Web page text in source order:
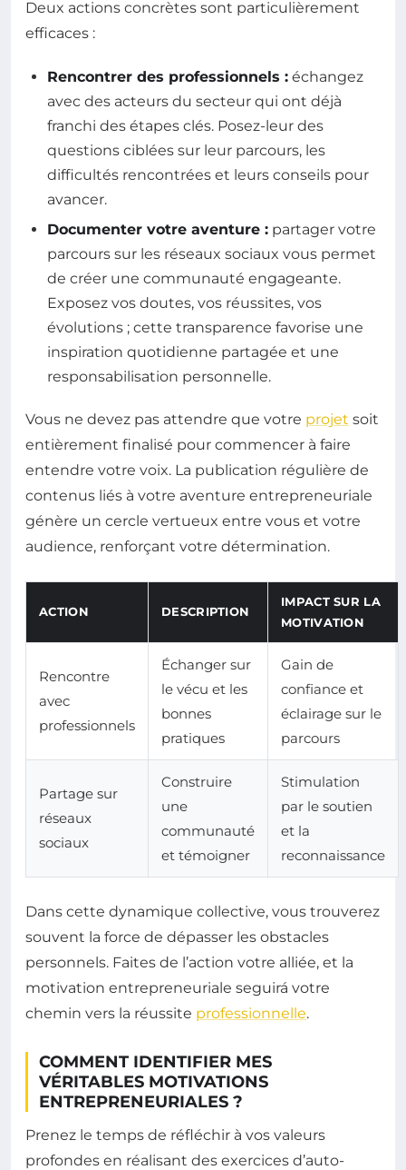
Deux actions concrètes sont particulièrement
efficaces :
Rencontrer des professionnels : échangez
avec des acteurs du secteur qui ont déjà
franchi des étapes clés. Posez-leur des
questions ciblées sur leur parcours, les
difficultés rencontrées et leurs conseils pour
avancer.
Documenter votre aventure : partager votre
parcours sur les réseaux sociaux vous permet
de créer une communauté engageante.
Exposez vos doutes, vos réussites, vos
évolutions ; cette transparence favorise une
inspiration quotidienne partagée et une
responsabilisation personnelle.
Vous ne devez pas attendre que votre projet soit
entièrement finalisé pour commencer à faire
entendre votre voix. La publication régulière de
contenus liés à votre aventure entrepreneuriale
génère un cercle vertueux entre vous et votre
audience, renforçant votre détermination.
ACTION DESCRIPTION
IMPACT SUR LA
MOTIVATION
Rencontre
avec
professionnels
Échanger sur
le vécu et les
bonnes
pratiques
Gain de
confiance et
éclairage sur le
parcours
Partage sur
réseaux
sociaux
Construire
une
communauté
et témoigner
Stimulation
par le soutien
et la
reconnaissance
Dans cette dynamique collective, vous trouverez
souvent la force de dépasser les obstacles
personnels. Faites de l’action votre alliée, et la
motivation entrepreneuriale seguirá votre
chemin vers la réussite professionnelle.
COMMENT IDENTIFIER MES
VÉRITABLES MOTIVATIONS
ENTREPRENEURIALES ?
Prenez le temps de réfléchir à vos valeurs
profondes en réalisant des exercices d’auto-